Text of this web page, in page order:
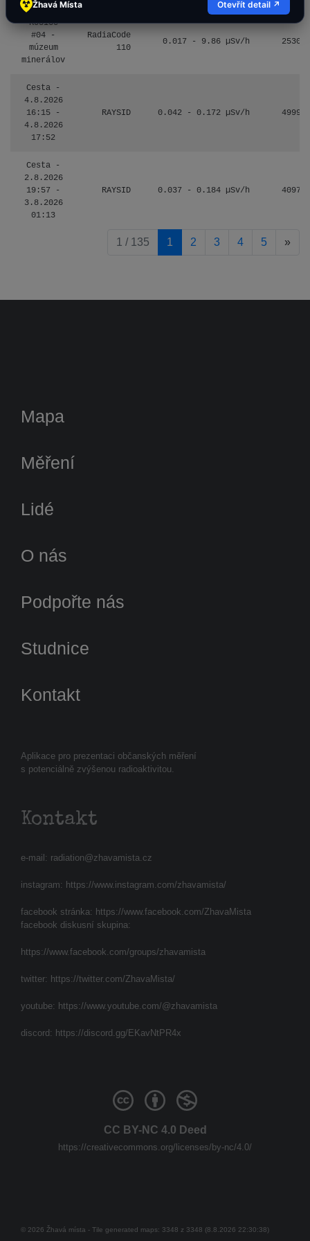
Košice
#04 -
múzeum
minerálov
RadiaCode
110
0.017 - 9.86 µSv/h 2530
Cesta -
4.8.2026
16:15 -
4.8.2026
17:52
RAYSID 0.042 - 0.172 µSv/h 4999
Cesta -
2.8.2026
19:57 -
3.8.2026
01:13
RAYSID 0.037 - 0.184 µSv/h 4097
1 / 135 1 2 3 4 5 »
Žhavá Místa Otevřít detail ↗
Aplikace pro prezentaci občanských měření
s potenciálně zvýšenou radioaktivitou.
Kontakt
e-mail: radiation@zhavamista.cz
instagram: https://www.instagram.com/zhavamista/
facebook stránka: https://www.facebook.com/ZhavaMista
facebook diskusní skupina:
https://www.facebook.com/groups/zhavamista
twitter: https://twitter.com/ZhavaMista/
youtube: https://www.youtube.com/@zhavamista
discord: https://discord.gg/EKavNtPR4x
Mapa
Měření
Lidé
O nás
Podpořte nás
Studnice
Kontakt
CC BY-NC 4.0 Deed
https://creativecommons.org/licenses/by-nc/4.0/
© 2026 Žhavá místa - Tile generated maps: 3348 z 3348 (8.8.2026 22:30:38)